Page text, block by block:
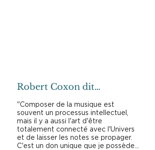
Robert Coxon dit…
"Composer de la musique est
souvent un processus intellectuel,
mais il y a aussi l'art d'être
totalement connecté avec l'Univers
et de laisser les notes se propager.
C'est un don unique que je possède...